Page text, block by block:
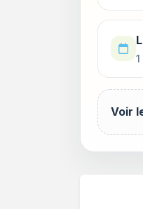
Voir